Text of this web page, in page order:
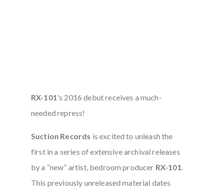
RX-101 's 2016 debut receives a much-
needed repress!
Suction Records is excited to unleash the
first in a series of extensive archival releases
by a “new” artist, bedroom producer RX-101
This previously unreleased material dates